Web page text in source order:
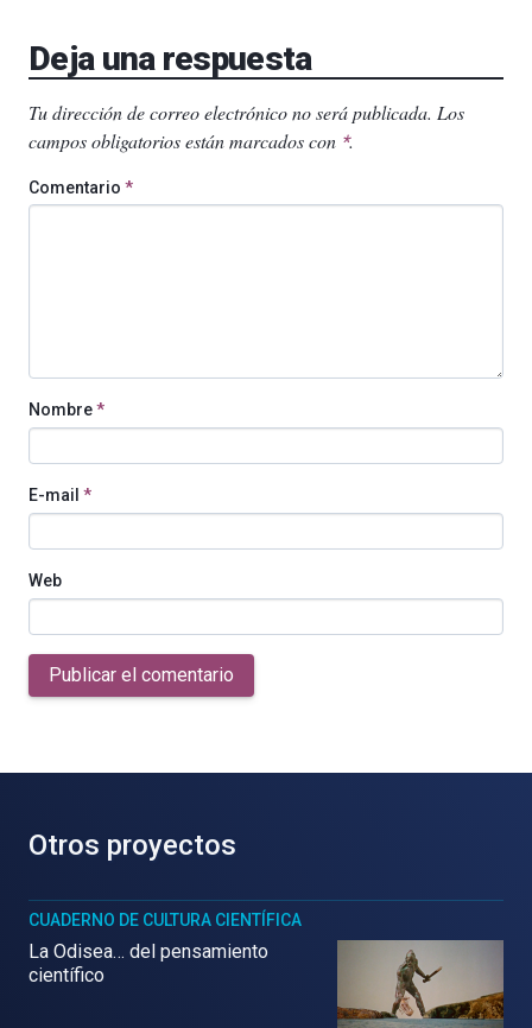
Deja una respuesta
Tu dirección de correo electrónico no será publicada. Los
campos obligatorios están marcados con *.
Comentario *
Nombre*
E-mail *
Web
Publicar el comentario
Otros proyectos
CUADERNO DE CULTURA CIENTÍFICA
La Odisea… del pensamiento
científico